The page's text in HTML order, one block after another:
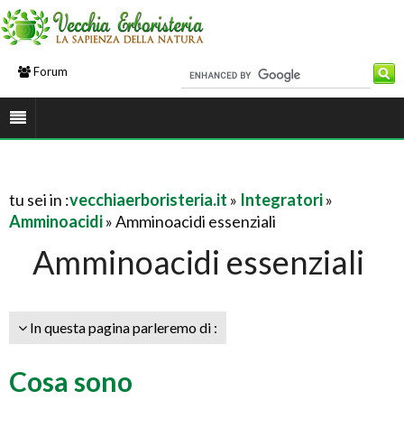
Forum
tu sei in :vecchiaerboristeria.it » Integratori»
Amminoacidi» Amminoacidi essenziali
Amminoacidi essenziali
In questa pagina parleremo di :
Cosa sono